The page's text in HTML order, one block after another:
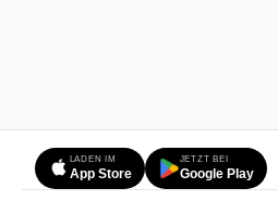
LADEN IM
App Store
JETZT BEI
Google Play